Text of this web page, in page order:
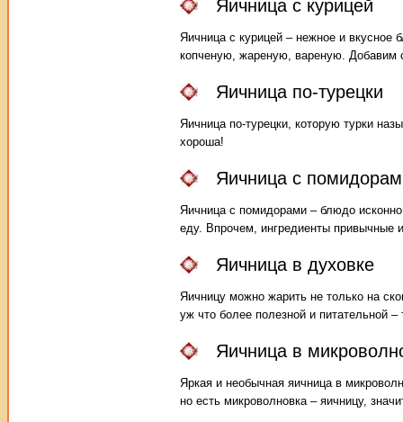
Яичница с курицей
Яичница с курицей – нежное и вкусное
копченую, жареную, вареную. Добавим
Яичница по-турецки
Яичница по-турецки, которую турки
хороша!
Яичница с
Яичница с помидорами – блюдо
еду. Впрочем, ингредиенты привычные
Яичница в духовке
Яичницу можно жарить не только на
уж что более полезной и питательной –
Яичница в
Яркая и необычная яичница в
но есть микроволновка – яичницу,